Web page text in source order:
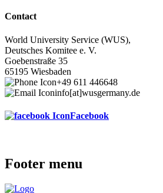
Contact
World University Service (WUS),
Deutsches Komitee e. V.
Goebenstraße 35
65195 Wiesbaden
+49 611 446648
info[at]wusgermany.de
Facebook
Footer menu